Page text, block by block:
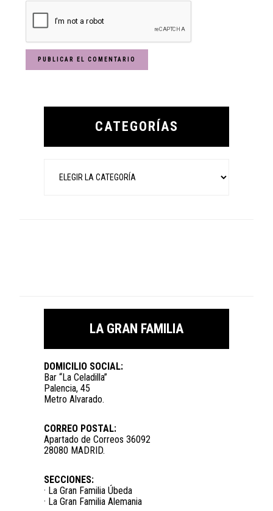
Primary
CATEGORÍAS
LA GRAN FAMILIA
DOMICILIO SOCIAL:
Bar “La Celadilla”
Palencia, 45
Metro Alvarado.
CORREO POSTAL:
Apartado de Correos 36092
28080 MADRID.
SECCIONES:
· La Gran Familia Úbeda
· La Gran Familia Alemania